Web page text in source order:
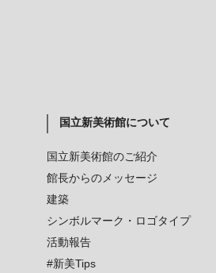
国立新美術館について
国立新美術館のご紹介
館長からのメッセージ
建築
シンボルマーク・ロゴタイプ
活動報告
#新美Tips